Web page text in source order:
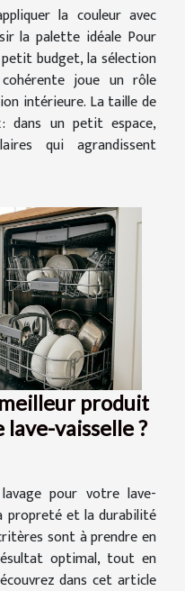
la couleur avec
la palette idéale Pour
budget, la sélection
joue un rôle
intérieure. La taille de
dans un petit espace,
qui agrandissent
produit
vaisselle ?
pour votre lave-
propreté et la durabilité
sont à prendre en
optimal, tout en
dans cet article